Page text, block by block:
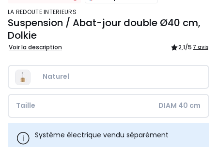
LA REDOUTE INTERIEURS
Suspension / Abat-jour double Ø40 cm,
Dolkie
Voir la description 2,1/5 7 avis
Naturel
Taille DIAM 40 cm
Système électrique vendu séparément